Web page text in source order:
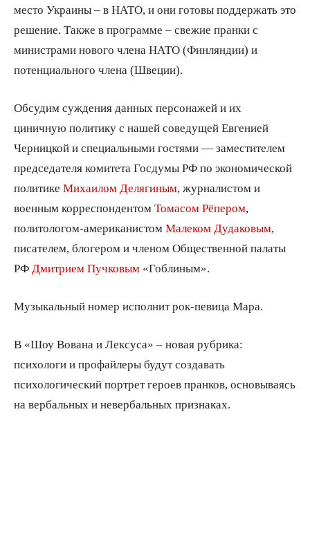
место Украины – в НАТО, и они готовы поддержать это
решение. Также в программе – свежие пранки с
министрами нового члена НАТО (Финляндии) и
потенциального члена (Швеции).
Обсудим суждения данных персонажей и их
циничную политику с нашей соведущей Евгенией
Черницкой и специальными гостями — заместителем
председателя комитета Госдумы РФ по экономической
политике Михаилом Делягиным , журналистом и
военным корреспондентом Томасом Рёпером
политологом-американистом Малеком Дудаковым
писателем, блогером и членом Общественной палаты
РФ Дмитрием Пучковым «Гоблиным».
Музыкальный номер исполнит рок-певица Мара.
В «Шоу Вована и Лексуса» – новая рубрика:
психологи и профайлеры будут создавать
психологический портрет героев пранков, основываясь
на вербальных и невербальных признаках.